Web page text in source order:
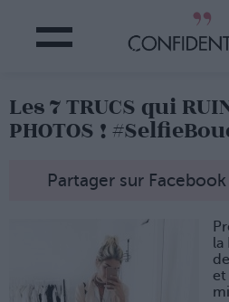
Les 7 TRUCS qui
PHOTOS !
Partager sur Facebook
la
et